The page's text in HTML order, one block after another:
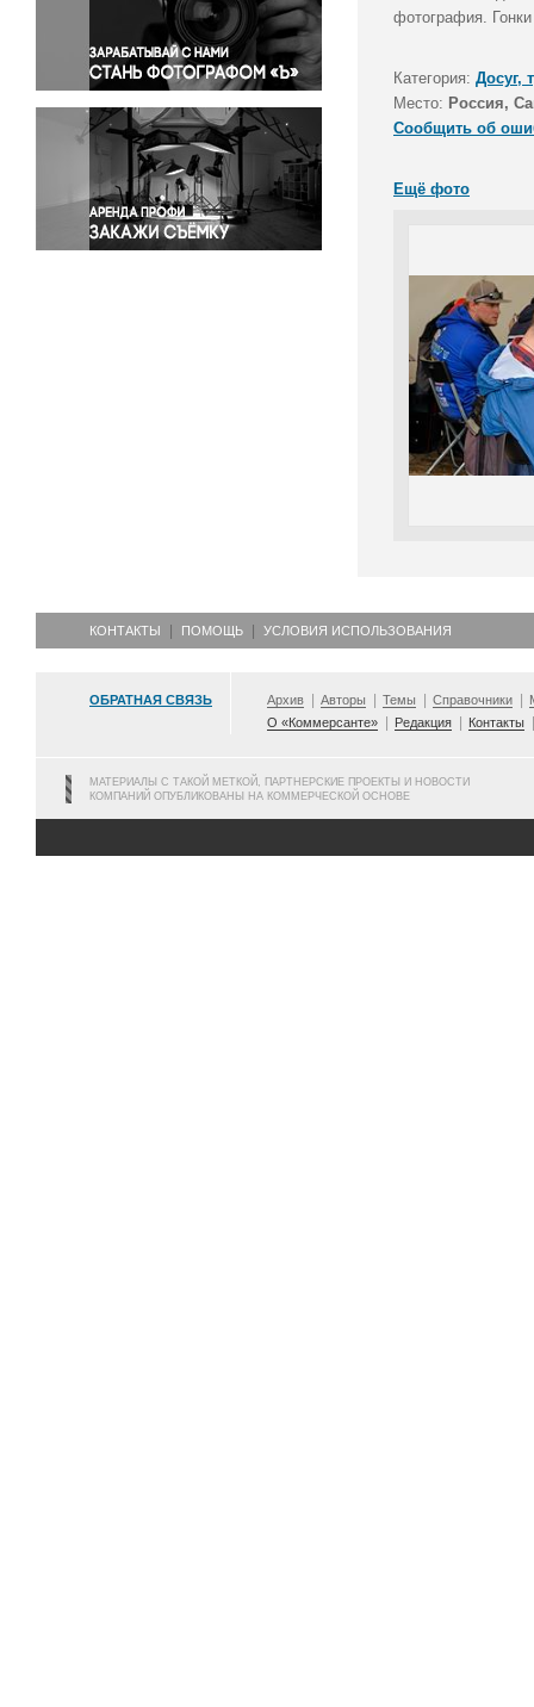
Правосудие
Происшествия и конфликты
Религия
Светская жизнь
Спорт
Экология
Экономика и бизнес
фотография.
Категория: Досуг,
Место: Россия,
Сообщить об
Ещё фото
КОНТАКТЫ ПОМОЩЬ УСЛОВИЯ ИСПОЛЬЗОВАНИЯ
ОБРАТНАЯ СВЯЗЬ Архив Авторы Темы Справочники
О «Коммерсанте»
Редакция Контакты
МАТЕРИАЛЫ С ТАКОЙ МЕТКОЙ, ПАРТНЕРСКИЕ ПРОЕКТЫ И НОВОСТИ
КОМПАНИЙ ОПУБЛИКОВАНЫ НА КОММЕРЧЕСКОЙ ОСНОВЕ